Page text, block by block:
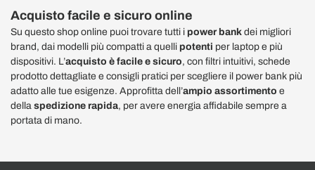
Acquisto facile e sicuro online
Su questo shop online puoi trovare tutti i power bank dei migliori
brand, dai modelli più compatti a quelli potenti per laptop e più
dispositivi. L’acquisto è facile e sicuro, con filtri intuitivi, schede
prodotto dettagliate e consigli pratici per scegliere il power bank più
adatto alle tue esigenze. Approfitta dell’ampio assortimento e
della spedizione rapida, per avere energia affidabile sempre a
portata di mano.